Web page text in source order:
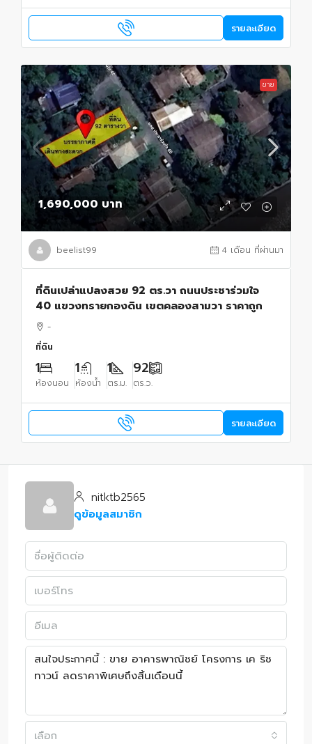
รายละเอียด
ขาย
1,690,000 บาท
beelist99 4 เดือน ที่ผ่านมา
ที่ดินเปล่าแปลงสวย 92 ตร.วา ถนนประชาร่วมใจ
40 แขวงทรายกองดิน เขตคลองสามวา ราคาถูก
-
ที่ดิน
1
ห้องนอน
1
ห้องน้ำ
1
ตร.ม.
92
ตร.ว.
รายละเอียด
nitktb2565
ดูข้อมูลสมาชิก
เลือก